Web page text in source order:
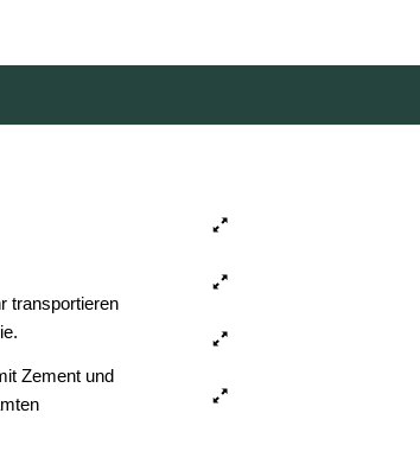
transportieren
Zement und